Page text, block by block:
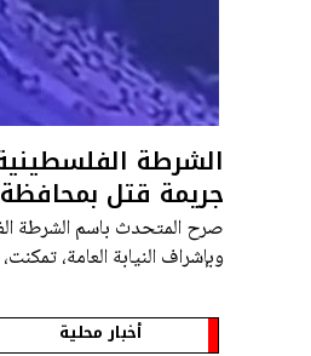
جريمة قتل بمحافظة
صرح المتحدث باسم الشرطة
وبإشراف النيابة العامة،
أخبار محلية